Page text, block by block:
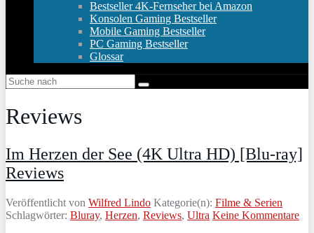
Bestseller 4K-Fernseher bei Amazon
Konsolen Gaming Bestseller
Mobile Gaming Bestseller
PC Gaming Bestseller
Glossar
Reviews
Im Herzen der See (4K Ultra HD) [Blu-ray]
Reviews
Veröffentlicht von Wilfred Lindo Kategorie(n): Filme & Serien
Schlagwörter: Bluray, Herzen, Reviews, Ultra Keine Kommentare